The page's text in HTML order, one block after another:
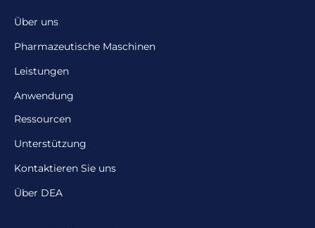
Über uns
Pharmazeutische Maschinen
Leistungen
Anwendung
Ressourcen
Unterstützung
Kontaktieren Sie uns
Über DEA